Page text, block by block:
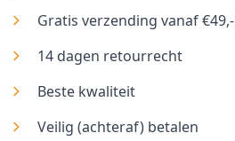
Gratis verzending vanaf €49,-
14 dagen retourrecht
Beste kwaliteit
Veilig (achteraf) betalen